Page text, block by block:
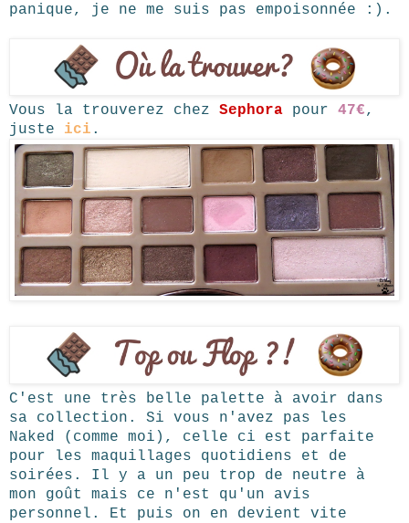
panique, je ne me suis pas empoisonnée :).
Vous la trouverez chez Sephora pour 47€,
juste ici .
C'est une très belle palette à avoir dans
sa collection. Si vous n'avez pas les
Naked (comme moi), celle ci est parfaite
pour les maquillages quotidiens et de
soirées. Il y a un peu trop de neutre à
mon goût mais ce n'est qu'un avis
personnel. Et puis on en devient vite